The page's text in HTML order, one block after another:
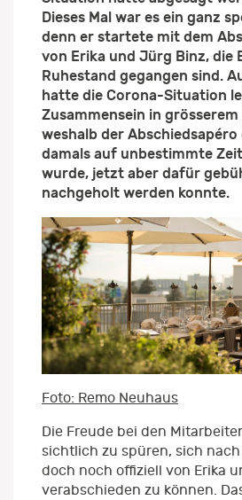
Dieses Mal war es ein ganz
denn er startete mit dem
von Erika und Jürg Binz, die
Ruhestand gegangen sind.
hatte die Corona-Situation
Zusammensein in
weshalb der Abschiedsapéro
damals auf unbestimmte
wurde, jetzt aber dafür
nachgeholt werden konnte.
Foto: Remo Neuhaus
Die Freude bei den
sichtlich zu spüren, sich
doch noch offiziell von Erika
verabschieden zu können.